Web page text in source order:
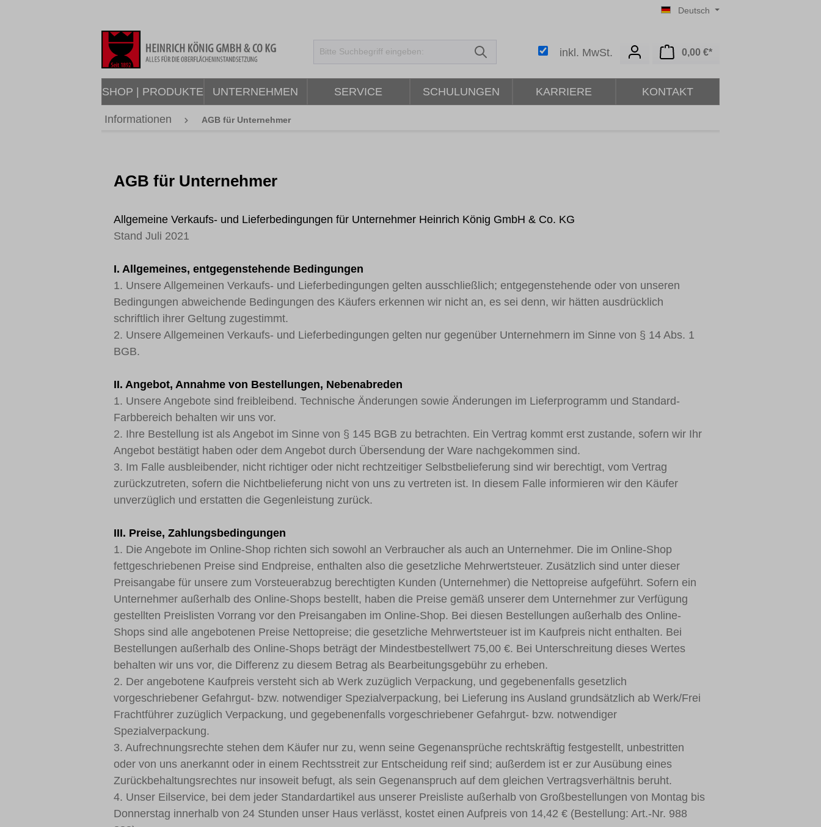
Deutsch
inkl. MwSt. 0,00 €*Warenkorb enthält 0
SHOP | PRODUKTE UNTERNEHMEN SERVICE SCHULUNGEN KARRIERE KONTAKT
Informationen AGB für Unternehmer
AGB für Unternehmer
Allgemeine Verkaufs- und Lieferbedingungen für Unternehmer Heinrich König GmbH & Co. KG
Stand Juli 2021
I. Allgemeines, entgegenstehende Bedingungen
1. Unsere Allgemeinen Verkaufs- und Lieferbedingungen gelten ausschließlich; entgegenstehende oder von unseren
Bedingungen abweichende Bedingungen des Käufers erkennen wir nicht an, es sei denn, wir hätten ausdrücklich
schriftlich ihrer Geltung zugestimmt.
2. Unsere Allgemeinen Verkaufs- und Lieferbedingungen gelten nur gegenüber Unternehmern im Sinne von § 14 Abs. 1
BGB.
II. Angebot, Annahme von Bestellungen, Nebenabreden
1. Unsere Angebote sind freibleibend. Technische Änderungen sowie Änderungen im Lieferprogramm und Standard-
Farbbereich behalten wir uns vor.
2. Ihre Bestellung ist als Angebot im Sinne von § 145 BGB zu betrachten. Ein Vertrag kommt erst zustande, sofern wir Ihr
Angebot bestätigt haben oder dem Angebot durch Übersendung der Ware nachgekommen sind.
3. Im Falle ausbleibender, nicht richtiger oder nicht rechtzeitiger Selbstbelieferung sind wir berechtigt, vom Vertrag
zurückzutreten, sofern die Nichtbelieferung nicht von uns zu vertreten ist. In diesem Falle informieren wir den Käufer
unverzüglich und erstatten die Gegenleistung zurück.
III. Preise, Zahlungsbedingungen
1. Die Angebote im Online-Shop richten sich sowohl an Verbraucher als auch an Unternehmer. Die im Online-Shop
fettgeschriebenen Preise sind Endpreise, enthalten also die gesetzliche Mehrwertsteuer. Zusätzlich sind unter dieser
Preisangabe für unsere zum Vorsteuerabzug berechtigten Kunden (Unternehmer) die Nettopreise aufgeführt. Sofern ein
Unternehmer außerhalb des Online-Shops bestellt, haben die Preise gemäß unserer dem Unternehmer zur Verfügung
gestellten Preislisten Vorrang vor den Preisangaben im Online-Shop. Bei diesen Bestellungen außerhalb des Online-
Shops sind alle angebotenen Preise Nettopreise; die gesetzliche Mehrwertsteuer ist im Kaufpreis nicht enthalten. Bei
Bestellungen außerhalb des Online-Shops beträgt der Mindestbestellwert 75,00 €. Bei Unterschreitung dieses Wertes
behalten wir uns vor, die Differenz zu diesem Betrag als Bearbeitungsgebühr zu erheben.
2. Der angebotene Kaufpreis versteht sich ab Werk zuzüglich Verpackung, und gegebenenfalls gesetzlich
vorgeschriebener Gefahrgut- bzw. notwendiger Spezialverpackung, bei Lieferung ins Ausland grundsätzlich ab Werk/Frei
Frachtführer zuzüglich Verpackung, und gegebenenfalls vorgeschriebener Gefahrgut- bzw. notwendiger
Spezialverpackung.
3. Aufrechnungsrechte stehen dem Käufer nur zu, wenn seine Gegenansprüche rechtskräftig festgestellt, unbestritten
oder von uns anerkannt oder in einem Rechtsstreit zur Entscheidung reif sind; außerdem ist er zur Ausübung eines
Zurückbehaltungsrechtes nur insoweit befugt, als sein Gegenanspruch auf dem gleichen Vertragsverhältnis beruht.
4. Unser Eilservice, bei dem jeder Standardartikel aus unserer Preisliste außerhalb von Großbestellungen von Montag bis
Donnerstag innerhalb von 24 Stunden unser Haus verlässt, kostet einen Aufpreis von 14,42 € (Bestellung: Art.-Nr. 988